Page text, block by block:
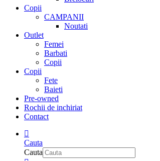
Copii
CAMPANII
Noutati
Outlet
Femei
Barbati
Copii
Copii
Fete
Baieti
Pre-owned
Rochii de inchiriat
Contact
Cauta
Cauta